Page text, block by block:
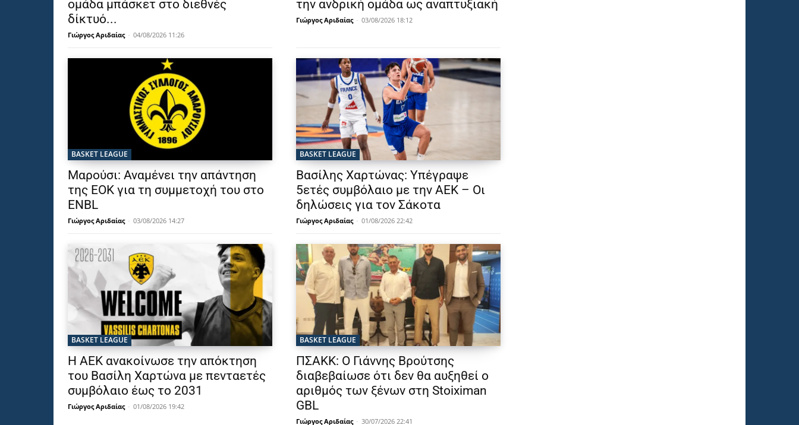
ομάδα μπάσκετ στο διεθνές
δίκτυό...
Γιώργος Αριδαίας - 04/08/2026 11:26
την ανδρική ομάδα ως αναπτυξιακή
Γιώργος Αριδαίας - 03/08/2026 18:12
BASKET LEAGUE
Μαρούσι: Αναμένει την απάντηση
της ΕΟΚ για τη συμμετοχή του στο
ENBL
Γιώργος Αριδαίας - 03/08/2026 14:27
BASKET LEAGUE
Βασίλης Χαρτώνας: Υπέγραψε
5ετές συμβόλαιο με την ΑΕΚ – Οι
δηλώσεις για τον Σάκοτα
Γιώργος Αριδαίας - 01/08/2026 22:42
BASKET LEAGUE
Η ΑΕΚ ανακοίνωσε την απόκτηση
του Βασίλη Χαρτώνα με πενταετές
συμβόλαιο έως το 2031
Γιώργος Αριδαίας - 01/08/2026 19:42
BASKET LEAGUE
ΠΣΑΚΚ: Ο Γιάννης Βρούτσης
διαβεβαίωσε ότι δεν θα αυξηθεί ο
αριθμός των ξένων στη Stoiximan
GBL
Γιώργος Αριδαίας - 30/07/2026 22:41